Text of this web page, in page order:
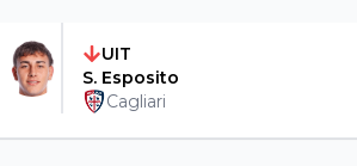
UIT
S. Esposito
Cagliari